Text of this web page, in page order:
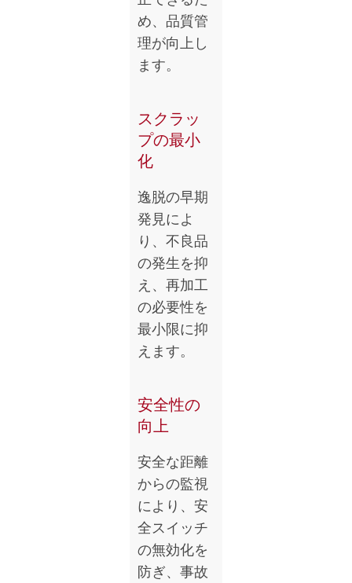
め、品質管
理が向上し
ます。
スクラッ
プの最小
化
逸脱の早期
発見によ
り、不良品
の発生を抑
え、再加工
の必要性を
最小限に抑
えます。
安全性の
向上
安全な距離
からの監視
により、安
全スイッチ
の無効化を
防ぎ、事故